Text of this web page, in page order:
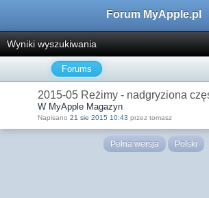
Forum MyApple.pl
Wyniki wyszukiwania
Forums
2015-05 Reżimy - nadgryziona
W MyApple Magazyn
Napisano 21 sie 2015 10:43 przez tomasz
Pełna wersja Polski